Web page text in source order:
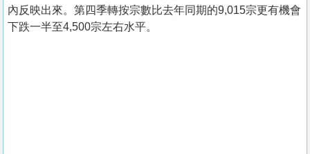
內反映出來。第四季轉按宗數比去年同期的9,015宗更有機會
下跌一半至4,500宗左右水平。